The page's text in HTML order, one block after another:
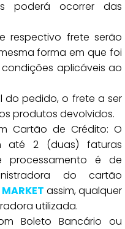
poderá ocorrer das
respectivo frete serão
forma em que foi
aplicáveis ao
do pedido, o frete a ser
produtos devolvidos.
Cartão de Crédito: O
até 2 (duas) faturas
processamento é de
do cartão
assim, qualquer
utilizada.
Boleto Bancário ou